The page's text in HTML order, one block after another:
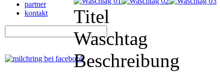
partner
kontakt
Titel
Waschtag
Beschreibung